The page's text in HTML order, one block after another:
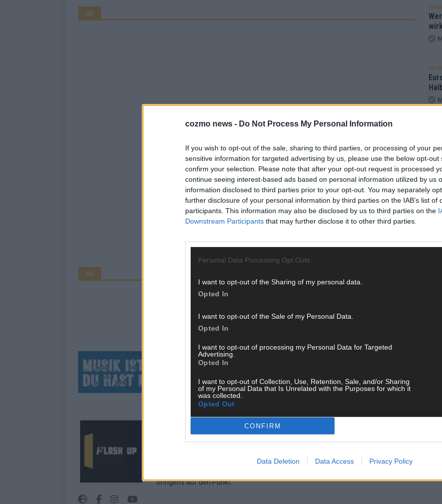
cozmo news - Do Not Process My Personal Information
If you wish to opt-out of the sale, sharing to third parties, or processing of your
sensitive information for targeted advertising by us, please use the below opt-out
confirm your selection. Please note that after your opt-out request is processed
continue seeing interest-based ads based on personal information utilized by us
information disclosed to third parties prior to your opt-out. You may separately
further disclosure of your personal information by third parties on the IAB’s list of
participants. This information may also be disclosed by us to third parties on the
Downstream Participants that may further disclose it to other third parties.
Personal Data Processing Opt Outs
I want to opt-out of the Sharing of my personal data.
Opted In
I want to opt-out of the Sale of my Personal Data.
Opted In
I want to opt-out of processing my Personal Data for Targeted
Advertising.
Opted In
I want to opt-out of Collection, Use, Retention, Sale, and/or Sharing
of my Personal Data that Is Unrelated with the Purposes for which it
was collected.
Opted Out
CONFIRM
Data Deletion Data Access Privacy Policy
AD
AD
Über Redaktion | FLASH UP 22529 Artikel
Hier schreiben, posten und kuratieren unsere Redakteur alles, was euch wirklich
FLASH UP seht. Ob brandheiße Nachrichten, coole Tipps, spannende Hintergründe
bringen’s auf den Punkt.